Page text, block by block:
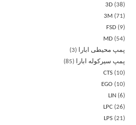
3D 38
3M
71
FSD
9
MD
54
پمپ محیطی ابارا
3
پمپ سیرکوله ابارا
85
CTS
10
EGO
10
LIN
6
LPC 26
LPS 21